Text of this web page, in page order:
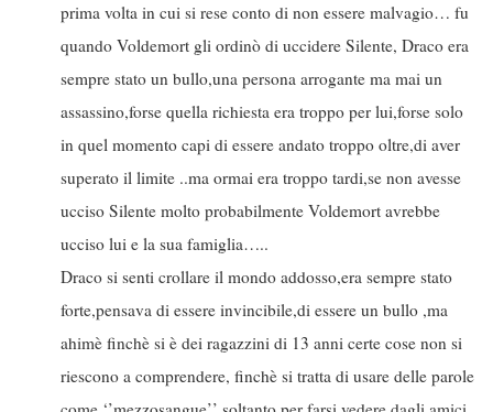
prima volta in cui si rese conto di non essere malvagio… fu
quando Voldemort gli ordinò di uccidere Silente, Draco era
sempre stato un bullo,una persona arrogante ma mai un
assassino,forse quella richiesta era troppo per lui,forse solo
in quel momento capi di essere andato troppo oltre,di aver
superato il limite ..ma ormai era troppo tardi,se non avesse
ucciso Silente molto probabilmente Voldemort avrebbe
ucciso lui e la sua famiglia…..
Draco si senti crollare il mondo addosso,era sempre stato
forte,pensava di essere invincibile,di essere un bullo ,ma
ahimè finchè si è dei ragazzini di 13 anni certe cose non si
riescono a comprendere, finchè si tratta di usare delle parole